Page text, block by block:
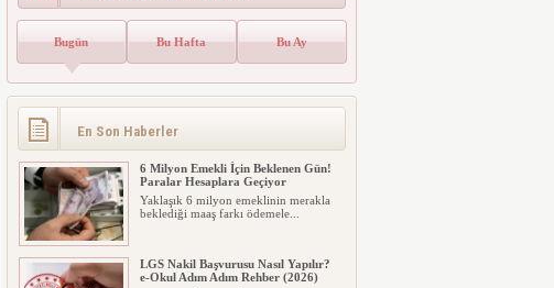
Tercih Kılavuzu ve
Robotu: YÖK Atlas
Ekranı İçin TIKLAYIN!
Bugün Bu Hafta Bu Ay
En Son Haberler
Sahipleri Dikkat
Emlak vergisinde gelecek yıl için esas
6 Milyon Emekli İçin Beklenen Gün!
Paralar Hesaplara Geçiyor
Yaklaşık 6 milyon emeklinin merakla
beklediği maaş farkı ödemele...
LGS Nakil Başvurusu Nasıl Yapılır?
e-Okul Adım Adım Rehber (2026)